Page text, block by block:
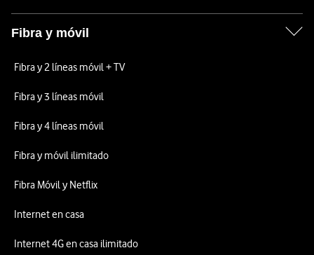
Fibra y móvil
Fibra y 2 líneas móvil + TV
Fibra y 3 líneas móvil
Fibra y 4 líneas móvil
Fibra y móvil ilimitado
Fibra Móvil y Netflix
Internet en casa
Internet 4G en casa ilimitado